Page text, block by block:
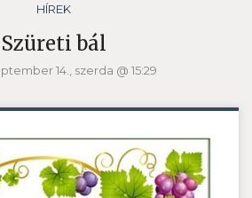
HÍREK
Szüreti bál
14., szerda @ 15:29